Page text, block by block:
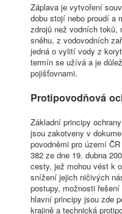
Záplava je vytvoření
dobu stojí nebo proudí a
zdrojů než vodních toků,
sněhu, z vodovodních
jedná o vylití vody z
termín se užívá a je
pojišťovnami.
Protipovodňová
Základní principy
jsou zakotveny v
povodněmi pro území
382 ze dne 19. dubna
cesty, jež mohou vést k
snížení jejich ničivých
postupy, možnosti
hlavní principy jsou zde
krajině a technická